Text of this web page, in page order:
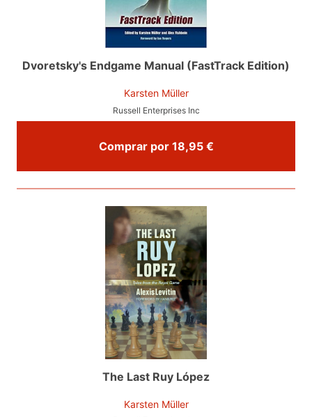
Dvoretsky's Endgame Manual (FastTrack Edition)
Karsten Müller
Russell Enterprises Inc
Comprar por 18,95 €
The Last Ruy López
Karsten Müller